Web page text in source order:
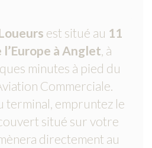
est situé au 11
l’Europe à Anglet, à
minutes à pied du
Commerciale.
terminal, empruntez le
situé sur votre
directement au